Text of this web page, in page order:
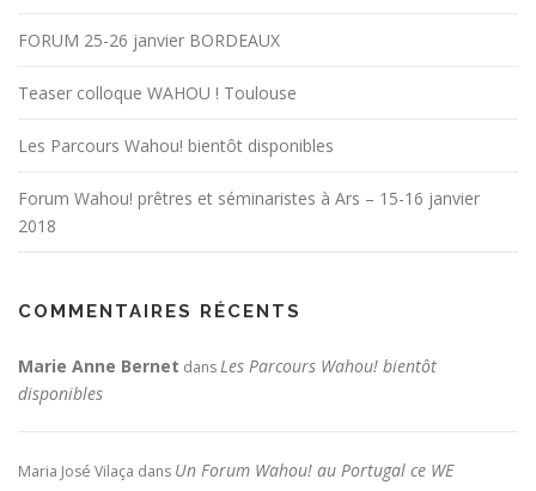
FORUM 25-26 janvier BORDEAUX
Teaser colloque WAHOU ! Toulouse
Les Parcours Wahou! bientôt disponibles
Forum Wahou! prêtres et séminaristes à Ars – 15-16 janvier
2018
COMMENTAIRES RÉCENTS
Marie Anne Bernet dans Les Parcours Wahou! bientôt
disponibles
Maria José Vilaça dans Un Forum Wahou! au Portugal ce WE